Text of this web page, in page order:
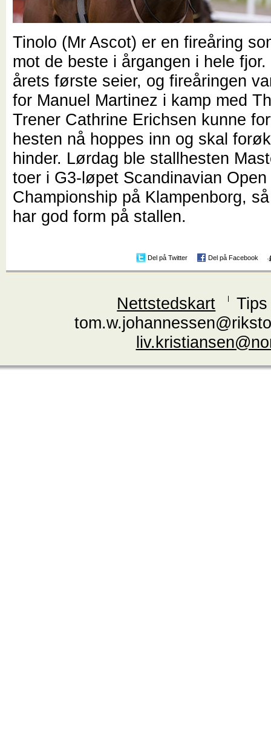
Tinolo (Mr Ascot) er en fireåring
mot de beste i årgangen i hele
årets første seier, og fireåringen
for Manuel Martinez i kamp med
Trener Cathrine Erichsen kunne
hesten nå hoppes inn og skal
hinder. Lørdag ble stallhesten
toer i G3-løpet Scandinavian Open
Championship på Klampenborg,
har god form på stallen.
Del på Twitter Del på Facebook
Nettstedskart